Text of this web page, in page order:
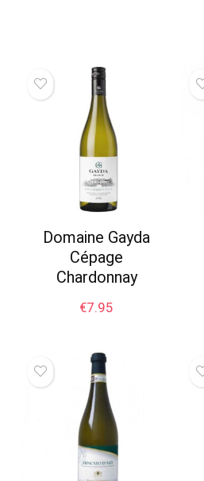
Domaine Gayda
Cépage
Chardonnay
€7.95